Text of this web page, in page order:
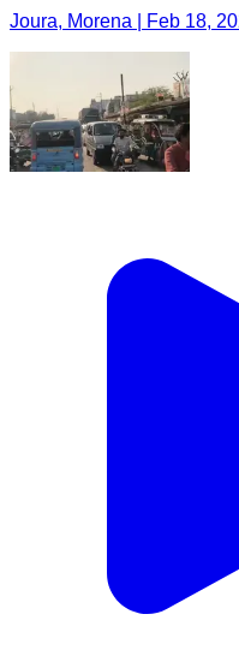
Joura, Morena | Feb 18,